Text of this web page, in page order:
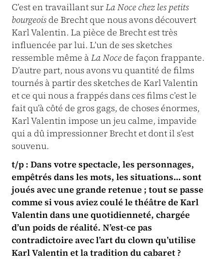
C’est en travaillant surLa Noce chez les petits
bourgeois de Brecht que nous avons découvert
Karl Valentin. La pièce de Brecht est très
influencée par lui. L’un de ses sketches
ressemble même àLa Noce de façon frappante.
D’autre part, nous avons vu quantité de films
tournés à partir des sketches de Karl Valentin
et ce qui nous a frappés dans ces films c’est le
fait qu’à côté de gros gags, de choses énormes,
Karl Valentin impose un jeu calme, impavide
qui a dû impressionner Brecht et dont il s’est
souvenu.
t/p : Dans votre spectacle, les personnages,
empêtrés dans les mots, les situations… sont
joués avec une grande retenue ; tout se passe
comme si vous aviez coulé le théâtre de Karl
Valentin dans une quotidienneté, chargée
d’un poids de réalité. N’est-ce pas
contradictoire avec l’art du clown qu’utilise
Karl Valentin et la tradition du cabaret ?